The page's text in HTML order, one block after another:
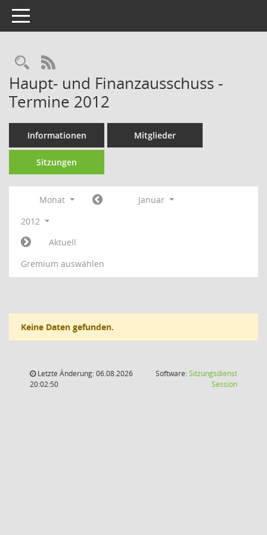
Toggle navigation
Rechercheauswahl
RSS-Feed
Haupt- und Finanzausschuss -
Termine 2012
Informationen Mitglieder
Sitzungen
Monat
Januar
2012
Aktuell
Gremium auswählen
Keine Daten gefunden.
Letzte Änderung: 06.08.2026
20:02:50
Software:Sitzungsdienst
Session(Wird in